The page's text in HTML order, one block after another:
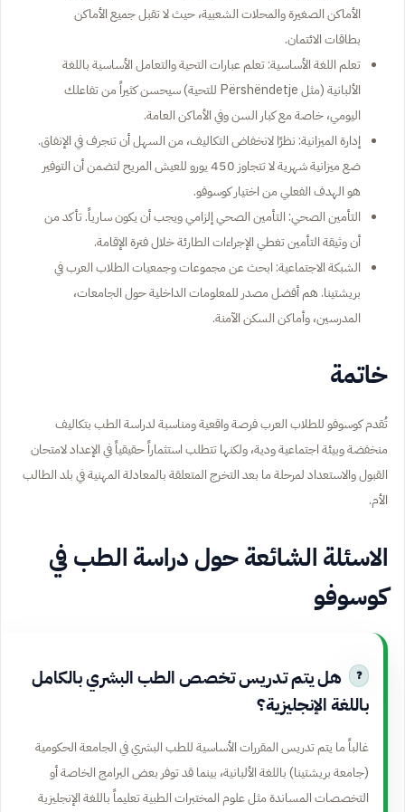
الأماكن الصغيرة والمحلات الشعبية، حيث لا تقبل جميع الأماكن
بطاقات الائتمان.
تعلم اللغة الأساسية: تعلم عبارات التحية والتعامل الأساسية باللغة
الألبانية (مثلPërshëndetje للتحية) سيحسن كثيراً من تفاعلك
اليومي، خاصة مع كبار السن وفي الأماكن العامة.
إدارة الميزانية: نظرًا لانخفاض التكاليف، من السهل أن تنجرف في الإنفاق.
ضع ميزانية شهرية لا تتجاوز 450 يورو للعيش المريح لتضمن أن التوفير
هو الهدف الفعلي من اختيار كوسوفو.
التأمين الصحي: التأمين الصحي إلزامي ويجب أن يكون سارياً. تأكد من
أن وثيقة التأمين تغطي الإجراءات الطارئة خلال فترة الإقامة.
الشبكة الاجتماعية: ابحث عن مجموعات وجمعيات الطلاب العرب في
بريشتينا. هم أفضل مصدر للمعلومات الداخلية حول الجامعات،
المدرسين، وأماكن السكن الآمنة.
خاتمة
تُقدم كوسوفو للطلاب العرب فرصة واقعية ومناسبة لدراسة الطب بتكاليف
منخفضة وبيئة اجتماعية ودية، ولكنها تتطلب استثماراً حقيقياً في الإعداد لامتحان
القبول والاستعداد لمرحلة ما بعد التخرج المتعلقة بالمعادلة المهنية في بلد الطالب
الأم.
الاسئلة الشائعة حول دراسة الطب في
كوسوفو
هل يتم تدريس تخصص الطب البشري بالكامل
باللغة الإنجليزية؟
غالباً ما يتم تدريس المقررات الأساسية للطب البشري في الجامعة الحكومية
(جامعة بريشتينا) باللغة الألبانية، بينما قد توفر بعض البرامج الخاصة أو
التخصصات المساندة مثل علوم المختبرات الطبية تعليماً باللغة الإنجليزية